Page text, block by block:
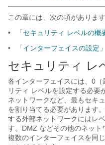
この章には、次の項があります
•
「セキュリティ レベルの概
•
「インターフェイスの設定」
セキュリティ レ
各インターフェイスには、0
リティ レベルを設定する必要
ネットワークなど、最もセキ
を割り当てる必要があります
する外部ネットワークにはレ
す。DMZ などその他のネット
複数のインターフェイスを同